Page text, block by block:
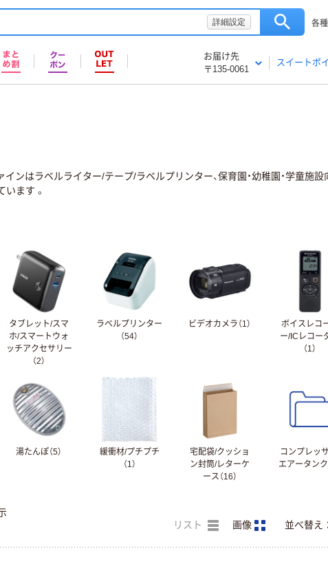
詳細設定 各
お届け先
〒135-0061
スイートポ
ンはラベルライター/テープ/ラベルプリンター、保育園・幼稚園・学童施
ます 。
タブレット/スマ
ホ/スマートウォ
ッチアクセサリー
（2）
ラベルプリンター
（54）
ビデオカメラ（1）
ボイスレコ
ー/ICレコー
（1）
湯たんぽ（5）
緩衝材/プチプチ
（1）
宅配袋/クッショ
ン封筒/レターケ
ース（16）
コンプレッ
エアータンク
リスト 画像 並べ替え：